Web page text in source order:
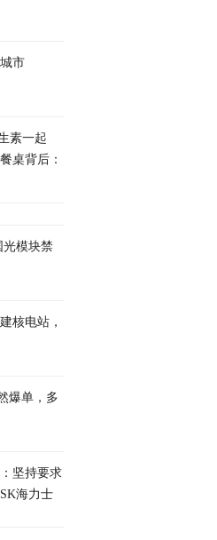
市
素一起
桌背后：
光模块禁
核电站，
爆单，多
坚持要求
海力士